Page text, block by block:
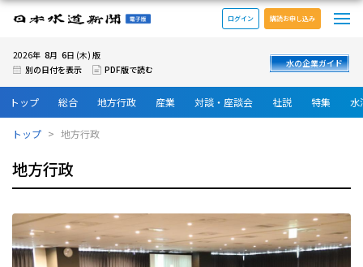
日本水道新聞 電子版
ログイン 購読お申し込み
2026年 8月 6日 (木) 版
別の日付を表示
PDF版で読む
水の企業ガイド
トップ 総合 地方行政 産業 対談・座談会 社説 特集 水
トップ 地方行政
地方行政